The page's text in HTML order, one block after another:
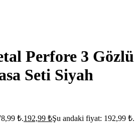
Perfore 3 Gözlü
Seti Siyah
₺.192,99 ₺Şu andaki fiyat: 192,99 ₺.